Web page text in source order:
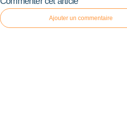
Ajouter un commentaire